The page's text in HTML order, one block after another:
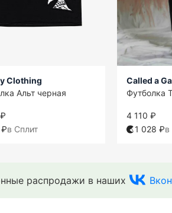
Clothing
Альт черная
в Сплит
Called a
Футболка
4 110 ₽
1 028 ₽в
распродажи в наших